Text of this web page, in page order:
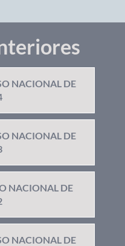
NACIONAL DE
NACIONAL DE
NACIONAL DE
NACIONAL DE